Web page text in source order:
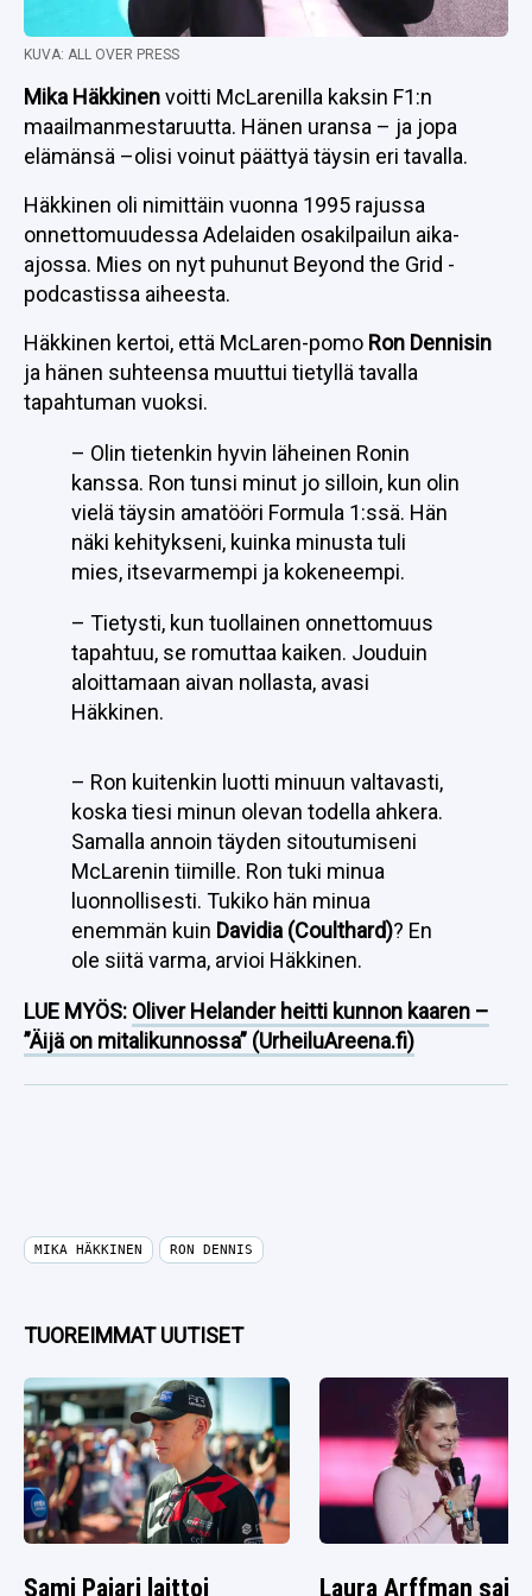
KUVA: ALL OVER PRESS
Mika Häkkinenvoitti McLarenilla kaksin F1:n
maailmanmestaruutta. Hänen uransa – ja jopa
elämänsä –olisi voinut päättyä täysin eri tavalla.
Häkkinen oli nimittäin vuonna 1995 rajussa
onnettomuudessa Adelaiden osakilpailun aika-
ajossa. Mies on nyt puhunut Beyond the Grid -
podcastissa aiheesta.
Häkkinen kertoi, että McLaren-pomo Ron Dennisin
ja hänen suhteensa muuttui tietyllä tavalla
tapahtuman vuoksi.
– Olin tietenkin hyvin läheinen Ronin
kanssa. Ron tunsi minut jo silloin, kun olin
vielä täysin amatööri Formula 1:ssä. Hän
näki kehitykseni, kuinka minusta tuli
mies, itsevarmempi ja kokeneempi.
– Tietysti, kun tuollainen onnettomuus
tapahtuu, se romuttaa kaiken. Jouduin
aloittamaan aivan nollasta, avasi
Häkkinen.
– Ron kuitenkin luotti minuun valtavasti,
koska tiesi minun olevan todella ahkera.
Samalla annoin täyden sitoutumiseni
McLarenin tiimille. Ron tuki minua
luonnollisesti. Tukiko hän minua
enemmän kuin Davidia (Coulthard)? En
ole siitä varma, arvioi Häkkinen.
LUE MYÖS: Oliver Helander heitti kunnon kaaren –
”Äijä on mitalikunnossa” (UrheiluAreena.fi)
MIKA HÄKKINEN RON DENNIS
TUOREIMMAT UUTISET
Sami Pajari laittoi Laura Arffman sai